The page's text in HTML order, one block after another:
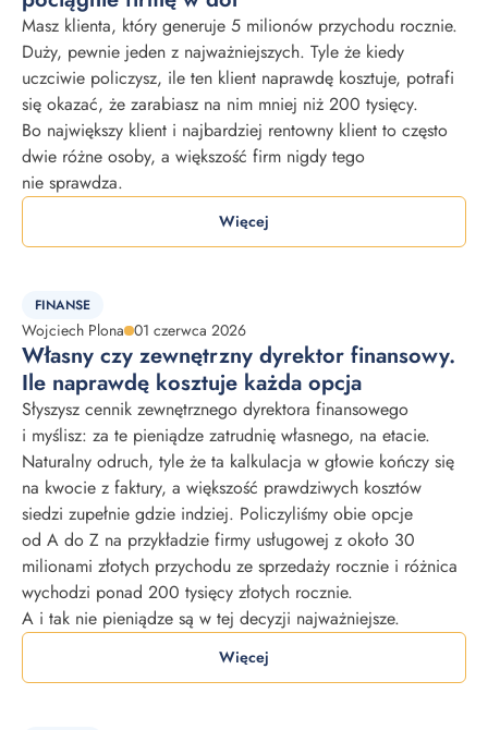
Masz klienta, który generuje 5 milionów przychodu rocznie.
Duży, pewnie jeden z najważniejszych. Tyle że kiedy
uczciwie policzysz, ile ten klient naprawdę kosztuje, potrafi
się okazać, że zarabiasz na nim mniej niż 200 tysięcy.
Bo największy klient i najbardziej rentowny klient to często
dwie różne osoby, a większość firm nigdy tego
nie sprawdza.
Więcej
FINANSE
Wojciech Plona 01 czerwca 2026
Własny czy zewnętrzny dyrektor finansowy.
Ile naprawdę kosztuje każda opcja
Słyszysz cennik zewnętrznego dyrektora finansowego
i myślisz: za te pieniądze zatrudnię własnego, na etacie.
Naturalny odruch, tyle że ta kalkulacja w głowie kończy się
na kwocie z faktury, a większość prawdziwych kosztów
siedzi zupełnie gdzie indziej. Policzyliśmy obie opcje
od A do Z na przykładzie firmy usługowej z około 30
milionami złotych przychodu ze sprzedaży rocznie i różnica
wychodzi ponad 200 tysięcy złotych rocznie.
A i tak nie pieniądze są w tej decyzji najważniejsze.
Więcej